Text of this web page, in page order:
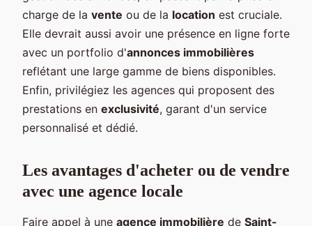
charge de la vente ou de la location est cruciale.
Elle devrait aussi avoir une présence en ligne forte
avec un portfolio d'annonces immobilières
reflétant une large gamme de biens disponibles.
Enfin, privilégiez les agences qui proposent des
prestations en exclusivité, garant d'un service
personnalisé et dédié.
Les avantages d'acheter ou de vendre
avec une agence locale
Faire appel à une agence immobilière de Saint-